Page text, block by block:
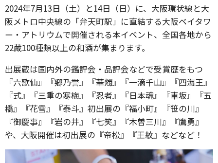
2024年7月13日（土）と14日（日）に、大阪環状線と大
阪メトロ中央線の「弁天町駅」に直結する大阪ベイタワ
ー・アトリウムで開催される本イベント、全国各地から
22蔵100種類以上の和酒が集まります。
出展蔵は国内外の鑑評会・品評会などで受賞歴をもつ
『六歌仙』『郷乃誉』『華燭』『一滴千山』『四海王』
『式』『三重の寒梅』『忍者』『日本魂』『車坂』『五
橋』『花雪』『泰斗』初出展の『福小町』『笹の川』
『御慶事』『岩の井』『七笑』『木曽三川』『鷹勇』
や、大阪開催は初出展の『帝松』『王紋』などなど！